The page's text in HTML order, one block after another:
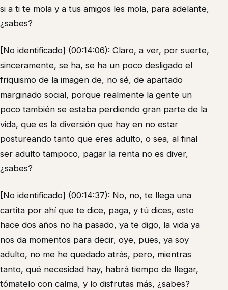
si a ti te mola y a tus amigos les mola, para adelante,
¿sabes?
[No identificado] (00:14:06): Claro, a ver, por suerte,
sinceramente, se ha, se ha un poco desligado el
friquismo de la imagen de, no sé, de apartado
marginado social, porque realmente la gente un
poco también se estaba perdiendo gran parte de la
vida, que es la diversión que hay en no estar
postureando tanto que eres adulto, o sea, al final
ser adulto tampoco, pagar la renta no es diver,
¿sabes?
[No identificado] (00:14:37): No, no, te llega una
cartita por ahí que te dice, paga, y tú dices, esto
hace dos años no ha pasado, ya te digo, la vida ya
nos da momentos para decir, oye, pues, ya soy
adulto, no me he quedado atrás, pero, mientras
tanto, qué necesidad hay, habrá tiempo de llegar,
tómatelo con calma, y lo disfrutas más, ¿sabes?